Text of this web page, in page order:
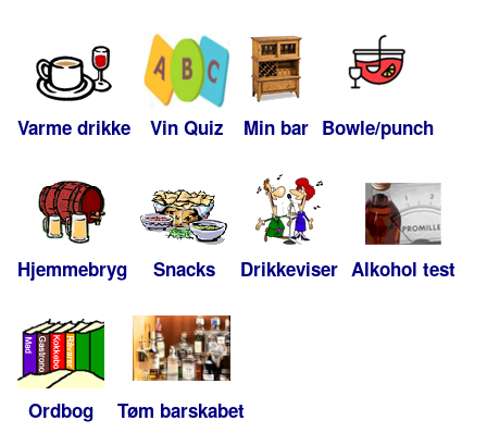
Varme drikke Vin Quiz Min bar Bowle/punch
Hjemmebryg Snacks Drikkeviser Alkohol test
Ordbog Tøm barskabet